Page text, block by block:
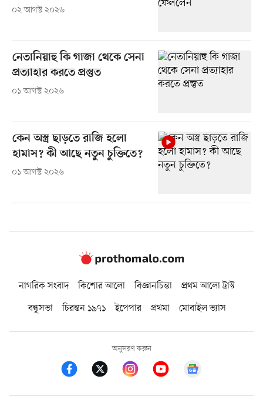
০২ আগস্ট ২০২৬
নেতানিয়াহু কি গাজা থেকে সেনা
প্রত্যাহার করতে প্রস্তুত
০১ আগস্ট ২০২৬
কেন অস্ত্র ছাড়তে রাজি হলো
হামাস? কী আছে নতুন চুক্তিতে?
০১ আগস্ট ২০২৬
নাগরিক সংবাদ কিশোর আলো বিজ্ঞানচিন্তা
প্রথম আলো ট্রাস্ট
বন্ধুসভা
চিরন্তন ১৯৭১ ইপেপার প্রথমা মোবাইল ভ্যাস
অনুসরণ করুন